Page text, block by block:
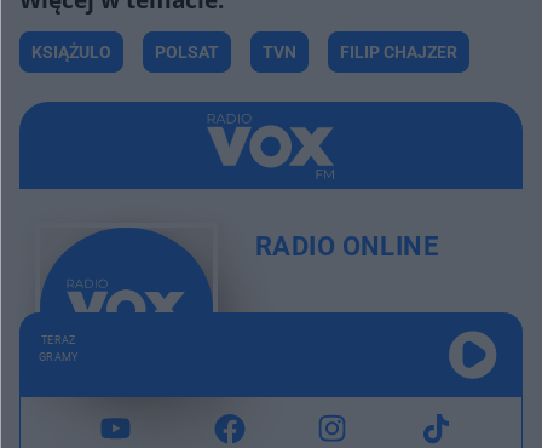
KSIĄŻULO POLSAT TVN FILIP CHAJZER
RADIO ONLINE
TERAZ
GRAMY